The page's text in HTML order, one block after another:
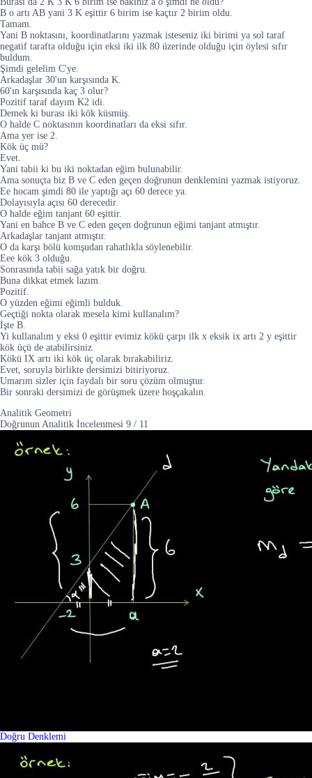
B o artı AB yani 3 K eşittir 6 birim ise kaçtır 2 birim oldu.
Tamam.
Yani B noktasını, koordinatlarını yazmak isteseniz iki birimi ya sol taraf
negatif tarafta olduğu için eksi iki ilk 80 üzerinde olduğu için öylesi sıfır
buldum.
Şimdi gelelim C'ye.
Arkadaşlar 30'un karşısında K.
60'ın karşısında kaç 3 olur?
Pozitif taraf dayım K2 idi.
Demek ki burası iki kök küsmüş.
O halde C noktasının koordinatları da eksi sıfır.
Ama yer ise 2.
Kök üç mü?
Evet.
Yani tabii ki bu iki noktadan eğim bulunabilir.
Ama sonuçta biz B ve C eden geçen doğrunun denklemini yazmak istiyoruz.
Ee hocam şimdi 80 ile yaptığı açı 60 derece ya.
Dolayısıyla açısı 60 derecedir.
O halde eğim tanjant 60 eşittir.
Yani en bahce B ve C eden geçen doğrunun eğimi tanjant atmıştır.
Arkadaşlar tanjant atmıştır.
O da karşı bölü komşudan rahatlıkla söylenebilir.
Eee kök 3 olduğu.
Sonrasında tabii sağa yatık bir doğru.
Buna dikkat etmek lazım.
Pozitif.
O yüzden eğimi eğimli bulduk.
Geçtiği nokta olarak mesela kimi kullanalım?
İşte B.
Yi kullanalım y eksi 0 eşittir evimiz kökü çarpı ilk x eksik ix artı 2 y eşittir
kök üçü de atabilirsiniz.
Kökü IX artı iki kök üç olarak bırakabiliriz.
Evet, soruyla birlikte dersimizi bitiriyoruz.
Umarım sizler için faydalı bir soru çözüm olmuştur.
Bir sonraki dersimizi de görüşmek üzere hoşçakalın.
Analitik Geometri
Doğrunun Analitik İncelenmesi 9 / 11
Doğru Denklemi